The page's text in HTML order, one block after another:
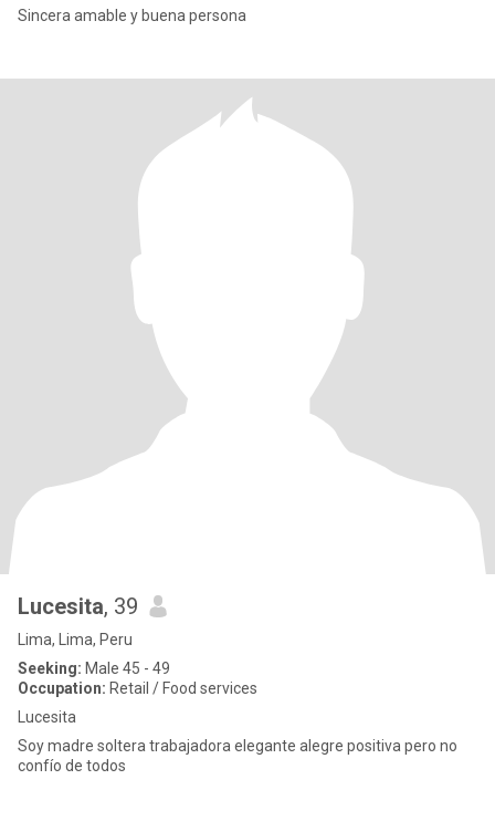
Sincera amable y buena persona
Lucesita, 39
Lima, Lima, Peru
Seeking: Male 45 - 49
Occupation: Retail / Food services
Lucesita
Soy madre soltera trabajadora elegante alegre positiva pero no
confío de todos